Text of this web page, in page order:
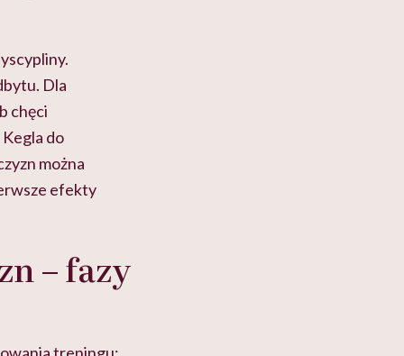
Dla
chęci
do
można
efekty
– fazy